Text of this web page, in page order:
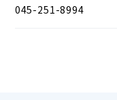
045-251-8994